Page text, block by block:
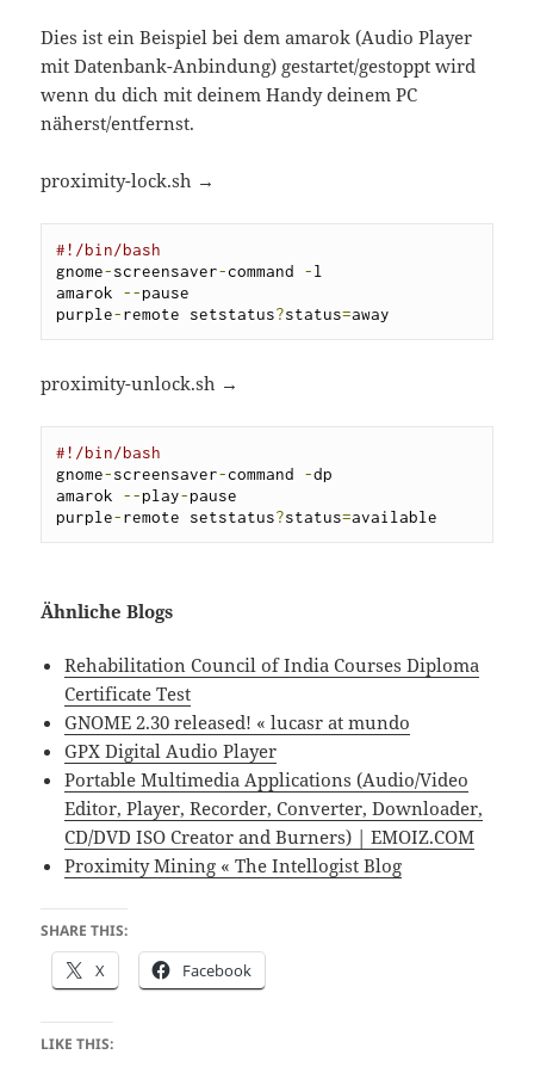
Dies ist ein Beispiel bei dem amarok (Audio Player
mit Datenbank-Anbindung) gestartet/gestoppt wird
wenn du dich mit deinem Handy deinem PC
näherst/entfernst.
proximity-lock.sh →
#!/bin/bash
gnome-screensaver-command -l
amarok --pause
purple-remote setstatus?status=away
proximity-unlock.sh →
#!/bin/bash
gnome-screensaver-command -dp
amarok --play-pause
purple-remote setstatus?status=available
Ähnliche Blogs
Rehabilitation Council of India Courses Diploma
Certificate Test
GNOME 2.30 released! « lucasr at mundo
GPX Digital Audio Player
Portable Multimedia Applications (Audio/Video
Editor, Player, Recorder, Converter, Downloader,
CD/DVD ISO Creator and Burners) | EMOIZ.COM
Proximity Mining « The Intellogist Blog
SHARE THIS:
X Facebook
LIKE THIS: